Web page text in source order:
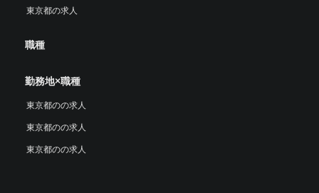
東京都の求人
職種
勤務地×職種
東京都のの求人
東京都のの求人
東京都のの求人